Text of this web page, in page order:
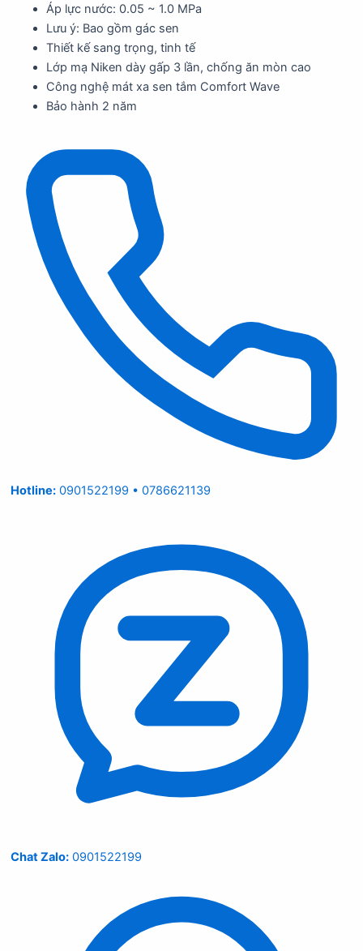
Áp lực nước: 0.05 ~ 1.0 MPa
Lưu ý: Bao gồm gác sen
Thiết kế sang trọng, tinh tế
Lớp mạ Niken dày gấp 3 lần, chống ăn mòn cao
Công nghệ mát xa sen tắm Comfort Wave
Bảo hành 2 năm
Hotline: 0901522199 • 0786621139
Chat Zalo: 0901522199